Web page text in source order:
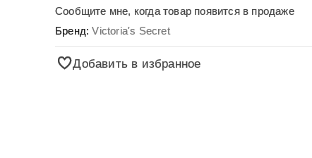
Сообщите мне, когда товар появится в продаже
Бренд:Victoria's Secret
Добавить в избранное